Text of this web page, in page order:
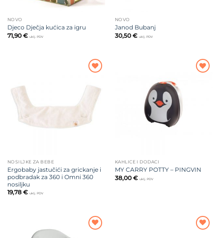
NOVO
Djeco Dječja kućica za igru
71,90 € uklj. PDV
NOVO
Janod Bubanj
30,50 € uklj. PDV
na listu
NOSILJKE ZA BEBE
Ergobaby jastučići za grickanje i
podbradak za 360 i Omni 360
nosiljku
19,78 € uklj. PDV
KAHLICE I DODACI
MY CARRY POTTY – PINGVIN
38,00 € uklj. PDV